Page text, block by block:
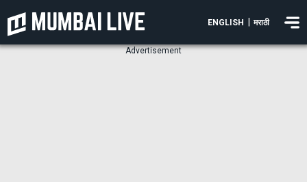
ENGLISH मराठी
Advertisement